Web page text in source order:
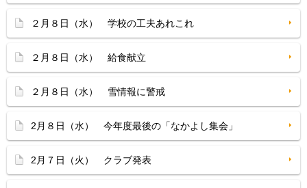
２月８日（水） 学校の工夫あれこれ
２月８日（水） 給食献立
２月８日（水） 雪情報に警戒
2月８日（水） 今年度最後の「なかよし集会」
2月７日（火） クラブ発表